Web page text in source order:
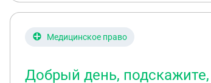
Медицинское право
Добрый день, подскажите,